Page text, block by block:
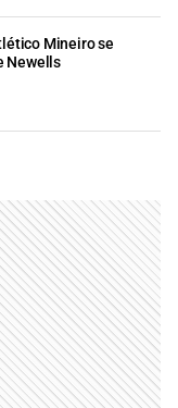
Mineiro se